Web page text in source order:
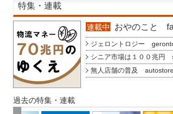
特集・連載
連載中 おやのこと
ジェロントロジー
シニア市場は１００兆円
無人店舗の普及
過去の特集・連載